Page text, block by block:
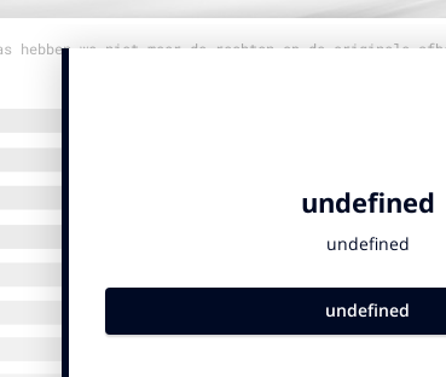
hebben we niet meer de rechten op de originele